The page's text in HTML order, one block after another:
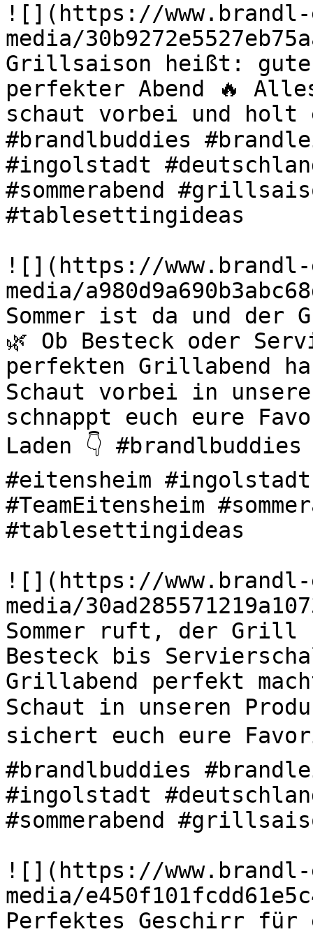
![](https://
media/
Grillsaison heißt:
perfekter Abend 🔥
schaut vorbei und holt
#brandlbuddies
#ingolstadt
#sommerabend
#tablesettingideas
![](https://
media/
Sommer ist da und
🌿 Ob Besteck oder
perfekten Grillabend
Schaut vorbei in
schnappt euch eure
Laden 👇
#eitensheim
#TeamEitensheim
#tablesettingideas
![](https://
media/
Sommer ruft, der Grill
Besteck bis
Grillabend perfekt
Schaut in unseren
sichert euch eure
#brandlbuddies
#ingolstadt
#sommerabend
![](https://
media/
Perfektes Geschirr für